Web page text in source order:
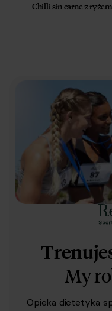
Chilli sin carne z ryżem
My
Opieka dietetyka